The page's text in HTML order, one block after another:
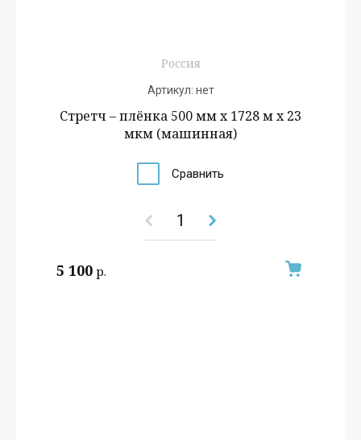
Россия
Артикул: нет
Стретч – плёнка 500 мм х 1728 м х 23
мкм (машинная)
Сравнить
5 100 р.